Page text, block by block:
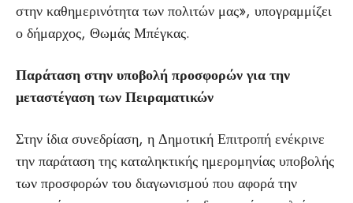
στην καθημερινότητα των πολιτών μας», υπογραμμίζει
ο δήμαρχος, Θωμάς Μπέγκας.
Παράταση στην υποβολή προσφορών για την
μεταστέγαση των Πειραματικών
Στην ίδια συνεδρίαση, η Δημοτική Επιτροπή ενέκρινε
την παράταση της καταληκτικής ημερομηνίας υποβολής
των προσφορών του διαγωνισμού που αφορά την